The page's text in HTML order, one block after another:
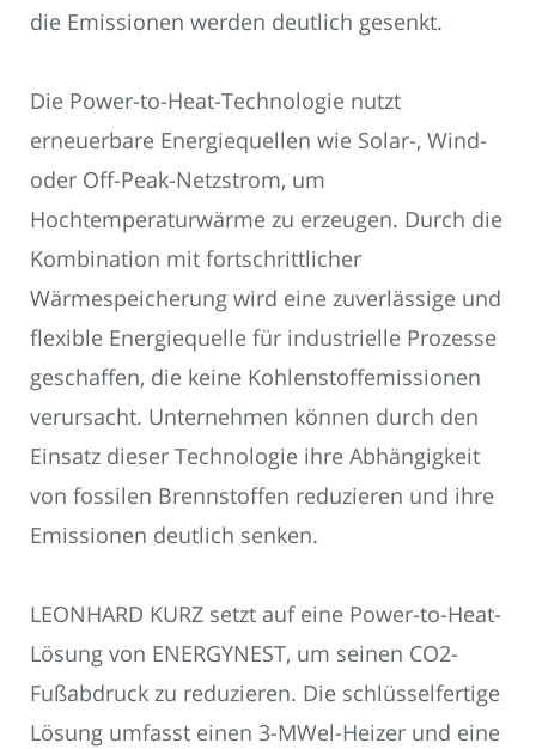
die Emissionen werden deutlich gesenkt.
Die Power-to-Heat-Technologie nutzt
erneuerbare Energiequellen wie Solar-, Wind-
oder Off-Peak-Netzstrom, um
Hochtemperaturwärme zu erzeugen. Durch die
Kombination mit fortschrittlicher
Wärmespeicherung wird eine zuverlässige und
flexible Energiequelle für industrielle Prozesse
geschaffen, die keine Kohlenstoffemissionen
verursacht. Unternehmen können durch den
Einsatz dieser Technologie ihre Abhängigkeit
von fossilen Brennstoffen reduzieren und ihre
Emissionen deutlich senken.
LEONHARD KURZ setzt auf eine Power-to-Heat-
Lösung von ENERGYNEST, um seinen CO2-
Fußabdruck zu reduzieren. Die schlüsselfertige
Lösung umfasst einen 3-MWel-Heizer und eine